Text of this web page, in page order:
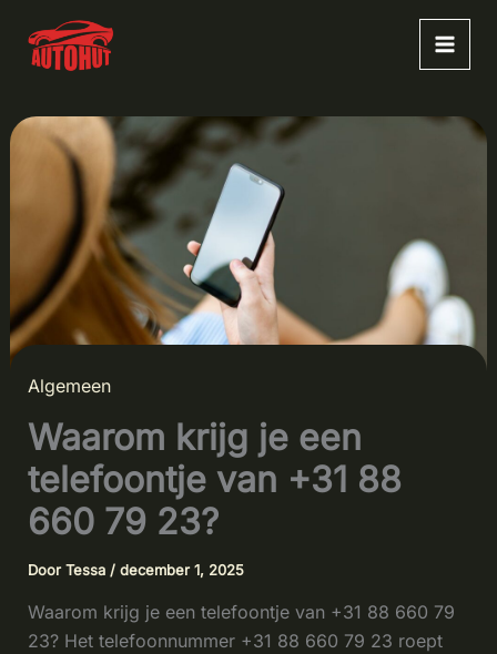
naar
Algemeen
Waarom krijg je een
telefoontje van +31 88
660 79 23?
DoorTessa / december 1, 2025
Waarom krijg je een telefoontje van +31 88 660 79
23? Het telefoonnummer +31 88 660 79 23 roept